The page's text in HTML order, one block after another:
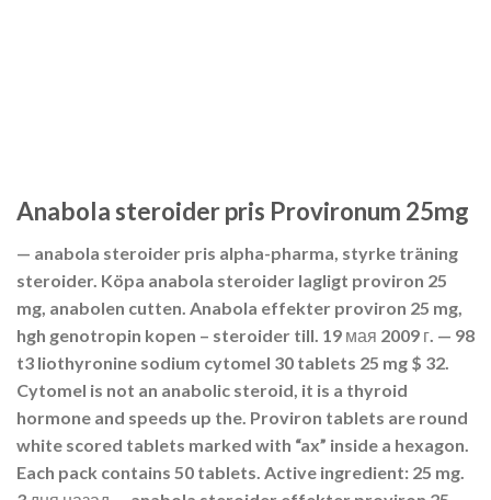
Anabola steroider pris Provironum 25mg
— anabola steroider pris alpha-pharma, styrke träning
steroider. Köpa anabola steroider lagligt proviron 25
mg, anabolen cutten. Anabola effekter proviron 25 mg,
hgh genotropin kopen – steroider till. 19 мая 2009 г. — 98
t3 liothyronine sodium cytomel 30 tablets 25 mg $ 32.
Cytomel is not an anabolic steroid, it is a thyroid
hormone and speeds up the. Proviron tablets are round
white scored tablets marked with “ax” inside a hexagon.
Each pack contains 50 tablets. Active ingredient: 25 mg.